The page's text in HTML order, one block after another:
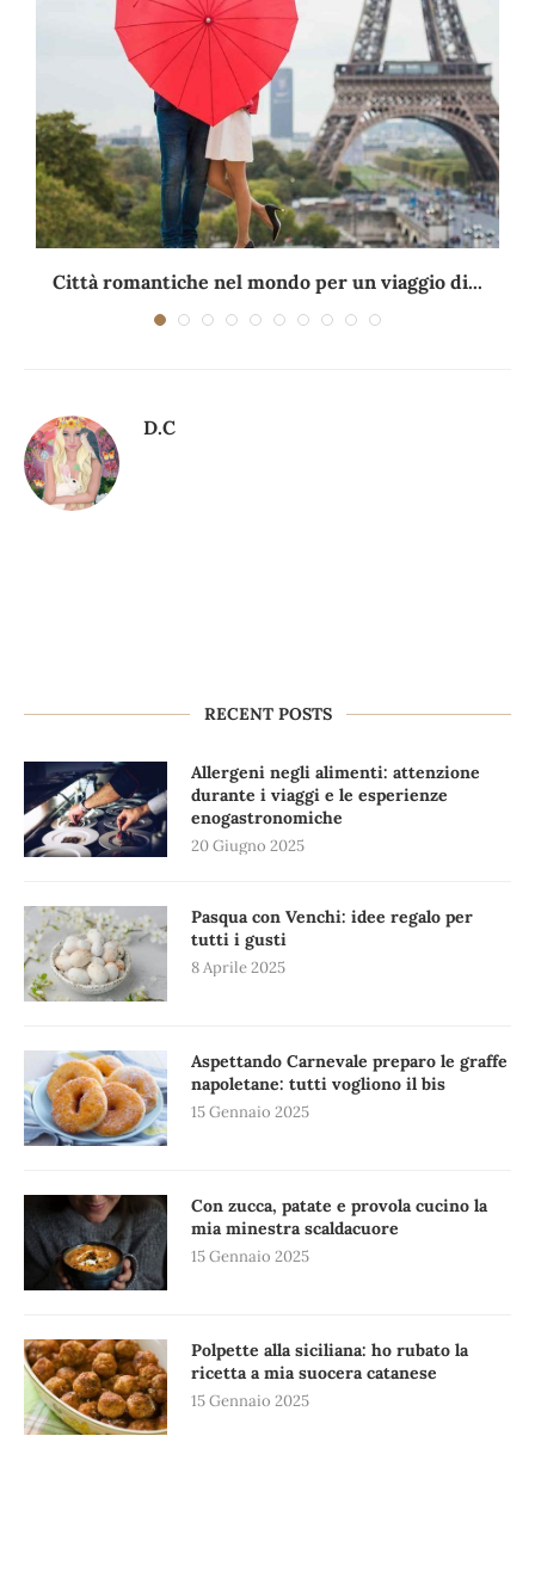
Città romantiche nel mondo per un viaggio di...
D.C
RECENT POSTS
Allergeni negli alimenti: attenzione
durante i viaggi e le esperienze
enogastronomiche
20 Giugno 2025
Pasqua con Venchi: idee regalo per
tutti i gusti
8 Aprile 2025
Aspettando Carnevale preparo le graffe
napoletane: tutti vogliono il bis
15 Gennaio 2025
Con zucca, patate e provola cucino la
mia minestra scaldacuore
15 Gennaio 2025
Polpette alla siciliana: ho rubato la
ricetta a mia suocera catanese
15 Gennaio 2025